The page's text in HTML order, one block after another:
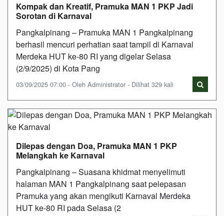
Kompak dan Kreatif, Pramuka MAN 1 PKP Jadi
Sorotan di Karnaval
Pangkalpinang – Pramuka MAN 1 Pangkalpinang
berhasil mencuri perhatian saat tampil di Karnaval
Merdeka HUT ke-80 RI yang digelar Selasa
(2/9/2025) di Kota Pang
03/09/2025 07:00 - Oleh Administrator - Dilihat 329 kali
Dilepas dengan Doa, Pramuka MAN 1 PKP
Melangkah ke Karnaval
Pangkalpinang – Suasana khidmat menyelimuti
halaman MAN 1 Pangkalpinang saat pelepasan
Pramuka yang akan mengikuti Karnaval Merdeka
HUT ke-80 RI pada Selasa (2